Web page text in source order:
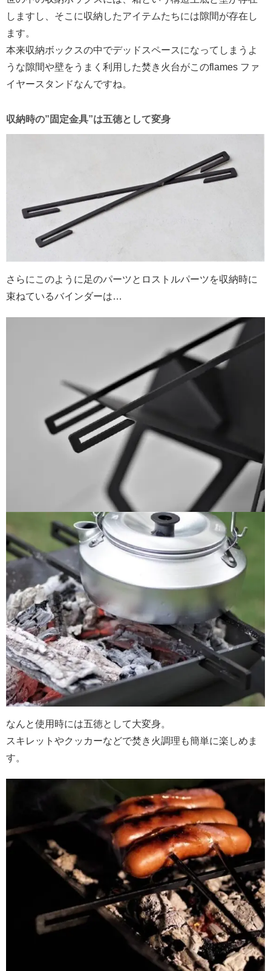
しますし、そこに収納したアイテムたちには隙間が存在し
ます。
本来収納ボックスの中でデッドスペースになってしまうよ
うな隙間や壁をうまく利用した焚き火台がこのflames ファ
イヤースタンドなんですね。
収納時の”固定金具”は五徳として変身
さらにこのように足のパーツとロストルパーツを収納時に
束ねているバインダーは…
なんと使用時には五徳として大変身。
スキレットやクッカーなどで焚き火調理も簡単に楽しめま
す。